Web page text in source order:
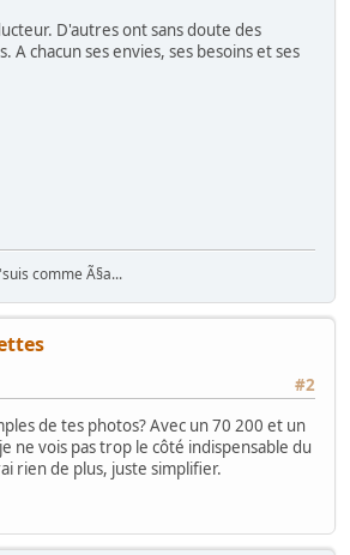
D'autres ont sans doute des
A chacun ses envies, ses besoins et ses
comme Ã§a...
#2
de tes photos? Avec un 70 200 et un
ne vois pas trop le côté indispensable du
rien de plus, juste simplifier.